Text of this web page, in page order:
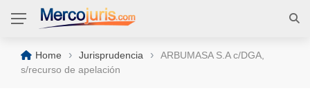
Home › Jurisprudencia ›
ARBUMASA S.A c/DGA,
s/recurso de apelación